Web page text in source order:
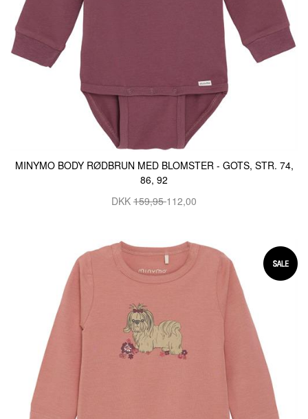
MINYMO BODY RØDBRUN MED BLOMSTER - GOTS, STR. 74,
86, 92
DKK 159,95112,00